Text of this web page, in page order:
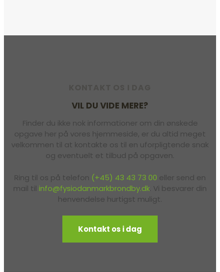
VIL DU VIDE MERE?
Finder du ikke nok informationer om din ønskede
opgave her på vores hjemmeside, er du altid meget
velkommen til at kontakte os til en uforpligtende snak
og eventuelt et tilbud på opgaven.
Ring til os på telefon (+45) 43 43 73 00 eller send en
mail til info@fysiodanmarkbrondby.dk. Vi besvarer din
henvendelse hurtigst muligt.
Kontakt os i dag